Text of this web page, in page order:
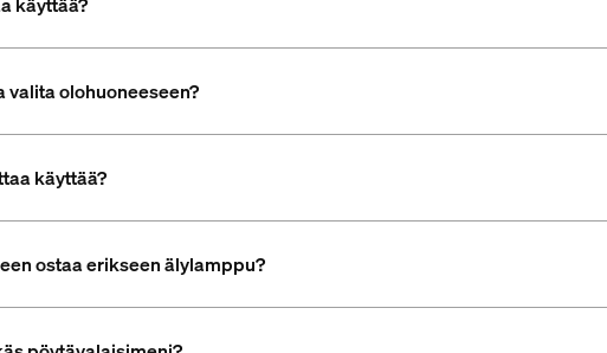
käyttää?
olohuoneeseen?
käyttää?
ostaa erikseen älylamppu?